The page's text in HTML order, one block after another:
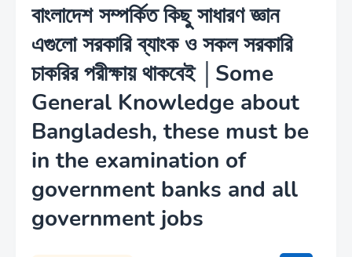
বাংলাদেশ সম্পর্কিত কিছু সাধারণ জ্ঞান
এগুলো সরকারি ব্যাংক ও সকল সরকারি
চাকরির পরীক্ষায় থাকবেই │Some
General Knowledge about
Bangladesh, these must be
in the examination of
government banks and all
government jobs